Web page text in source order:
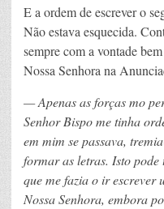
E a ordem de escrever o
Não estava esquecida.
sempre com a vontade
Nossa Senhora na
— Apenas as forças mo
Senhor Bispo me tinha
em mim se passava,
formar as letras. Isto
que me fazia o ir escrever
Nossa Senhora, embora